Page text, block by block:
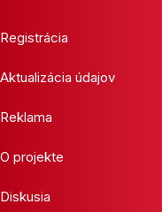
Registrácia
Aktualizácia údajov
Reklama
O projekte
Diskusia